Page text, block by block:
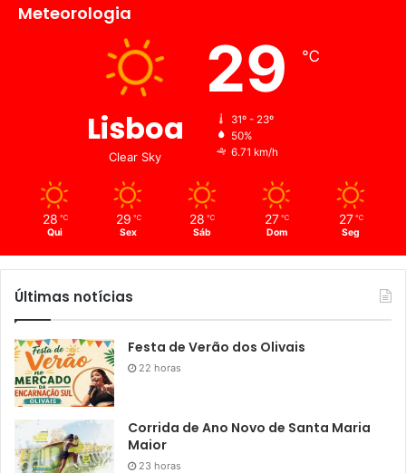
Meteorologia
Lisboa
Clear Sky
29 ℃
31º - 23º
50%
6.71 km/h
28 ℃
Qui
29 ℃
Sex
28 ℃
Sáb
27 ℃
Dom
27 ℃
Seg
Últimas notícias
Festa de Verão dos Olivais
22 horas
Corrida de Ano Novo de Santa Maria
Maior
23 horas